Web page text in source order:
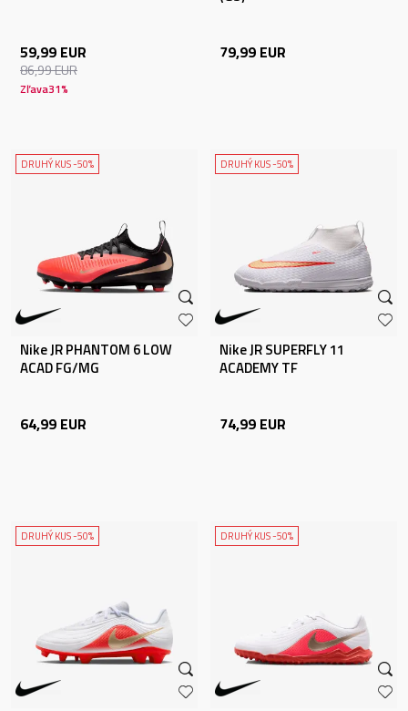
59,99 EUR
86,99EUR
Zľava31%
79,99 EUR
DRUHÝ KUS -50%
Nike JR PHANTOM 6 LOW
ACAD FG/MG
64,99 EUR
DRUHÝ KUS -50%
Nike JR SUPERFLY 11
ACADEMY TF
74,99 EUR
DRUHÝ KUS -50% DRUHÝ KUS -50%